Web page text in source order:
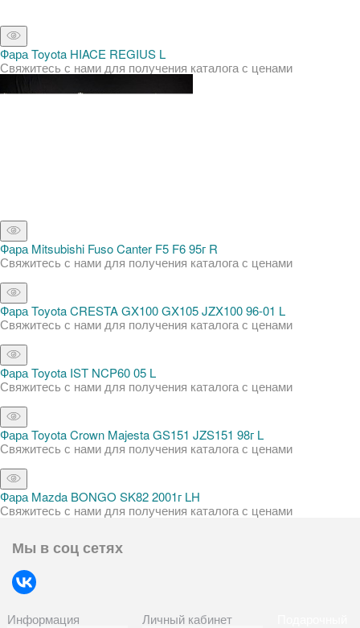
Фара Toyota HIACE REGIUS L
Свяжитесь с нами для получения каталога с ценами
Фара Mitsubishi Fuso Canter F5 F6 95г R
Свяжитесь с нами для получения каталога с ценами
Фара Toyota CRESTA GX100 GX105 JZX100 96-01 L
Свяжитесь с нами для получения каталога с ценами
Фара Toyota IST NCP60 05 L
Свяжитесь с нами для получения каталога с ценами
Фара Toyota Crown Majesta GS151 JZS151 98г L
Свяжитесь с нами для получения каталога с ценами
Фара Mazda BONGO SK82 2001г LH
Свяжитесь с нами для получения каталога с ценами
Мы в соц сетях
Информация Личный кабинет